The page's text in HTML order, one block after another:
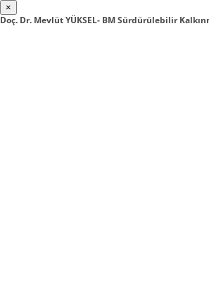
×
Doç. Dr. Mevlüt YÜKSEL- BM Sürdürülebilir